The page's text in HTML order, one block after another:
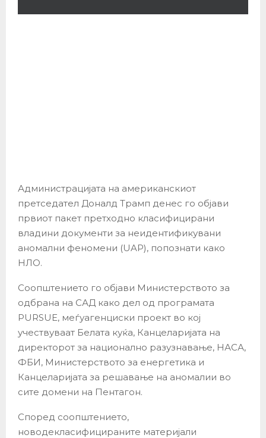
Администрацијата на американскиот
претседател Доналд Трамп денес го објави
првиот пакет претходно класифицирани
владини документи за неидентификувани
аномални феномени (UAP), попознати како
НЛО.
Соопштението го објави Министерството за
одбрана на САД како дел од програмата
PURSUE, меѓуагенциски проект во кој
учествуваат Белата куќа, Канцеларијата на
директорот за национално разузнавање, НАСА,
ФБИ, Министерството за енергетика и
Канцеларијата за решавање на аномалии во
сите домени на Пентагон.
Според соопштението,
новодекласифицираните материјали